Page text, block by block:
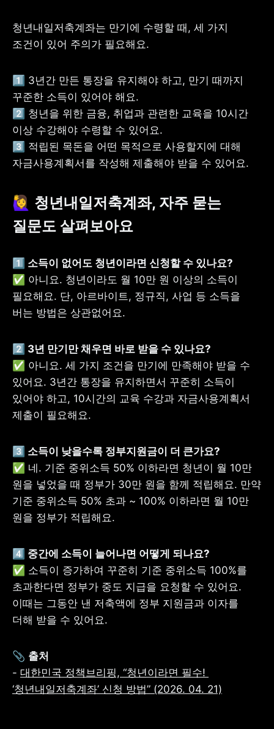
청년내일저축계좌는 만기에 수령할 때, 세 가지
조건이 있어 주의가 필요해요.
1️⃣ 3년간 만든 통장을 유지해야 하고, 만기 때까지
꾸준한 소득이 있어야 해요.
2️⃣ 청년을 위한 금융, 취업과 관련한 교육을 10시간
이상 수강해야 수령할 수 있어요.
3️⃣ 적립된 목돈을 어떤 목적으로 사용할지에 대해
자금사용계획서를 작성해 제출해야 받을 수 있어요.
🙋‍♀️ 청년내일저축계좌, 자주 묻는
질문도 살펴보아요
✅ 아니요. 청년이라도 월 10만 원 이상의 소득이
필요해요. 단, 아르바이트, 정규직, 사업 등 소득을
버는 방법은 상관없어요.
2️⃣ 3년 만기만 채우면 바로 받을 수 있나요?
✅ 아니요. 세 가지 조건을 만기에 만족해야 받을 수
있어요. 3년간 통장을 유지하면서 꾸준히 소득이
있어야 하고, 10시간의 교육 수강과 자금사용계획서
제출이 필요해요.
3️⃣ 소득이 낮을수록 정부지원금이 더 큰가요?
✅ 네. 기준 중위소득 50% 이하라면 청년이 월 10만
원을 넣었을 때 정부가 30만 원을 함께 적립해요. 만약
기준 중위소득 50% 초과 ~ 100% 이하라면 월 10만
원을 정부가 적립해요.
4️⃣ 중간에 소득이 늘어나면 어떻게 되나요?
✅ 소득이 증가하여 꾸준히 기준 중위소득 100%를
초과한다면 정부가 중도 지급을 요청할 수 있어요.
이때는 그동안 낸 저축액에 정부 지원금과 이자를
더해 받을 수 있어요.
📎
- 대한민국 정책브리핑, “청년이라면 필수!
‘청년내일저축계좌’ 신청 방법” (2026. 04. 21)